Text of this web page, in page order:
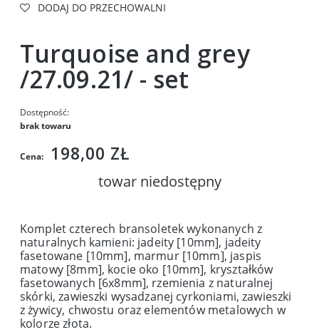
DODAJ DO PRZECHOWALNI
Turquoise and grey
/27.09.21/ - set
Dostępność:
brak towaru
Cena: 198,00 ZŁ
towar niedostępny
Komplet czterech bransoletek wykonanych z
naturalnych kamieni: jadeity [10mm], jadeity
fasetowane [10mm], marmur [10mm], jaspis
matowy [8mm], kocie oko [10mm], kryształków
fasetowanych [6x8mm], rzemienia z naturalnej
skórki, zawieszki wysadzanej cyrkoniami, zawieszki
z żywicy, chwostu oraz elementów metalowych w
kolorze złota.